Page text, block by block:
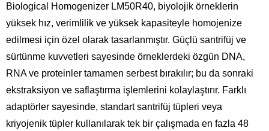
Biological Homogenizer LM50R40, biyolojik örneklerin
yüksek hız, verimlilik ve yüksek kapasiteyle homojenize
edilmesi için özel olarak tasarlanmıştır. Güçlü santrifüj ve
sürtünme kuvvetleri sayesinde örneklerdeki özgün DNA,
RNA ve proteinler tamamen serbest bırakılır; bu da sonraki
ekstraksiyon ve saflaştırma işlemlerini kolaylaştırır. Farklı
adaptörler sayesinde, standart santrifüj tüpleri veya
kriyojenik tüpler kullanılarak tek bir çalışmada en fazla 48